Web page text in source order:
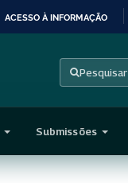
ACESSO À INFORMAÇÃO
Pesquisar
Submissões